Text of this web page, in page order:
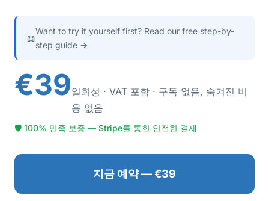
📖
Want to try it yourself first? Read our free step-by-
step guide →
€39일회성 · VAT 포함 · 구독 없음, 숨겨진 비
용 없음
🛡 100% 만족 보증 — Stripe를 통한 안전한 결제
지금 예약 — €39